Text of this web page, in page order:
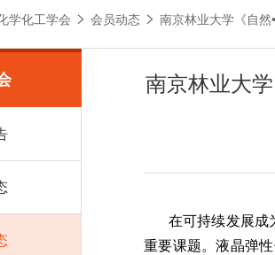
学化工学会 会员动态 南京林业大学《自
南京林业大
在可持续发展成
重要课题。液晶弹